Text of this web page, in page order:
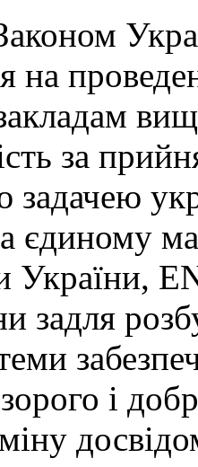
на
за
єдиному
України,
задля
і